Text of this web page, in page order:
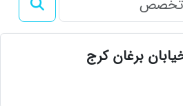
برغان کرج